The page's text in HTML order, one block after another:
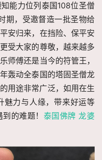
能力位列泰国108位圣僧
期，受邀督造一批圣物给
安归来，在挡险、保平安
受大家的尊敬，越来越多
师傅还是当今的符管王，
轰动全泰国的塔固圣僧龙
用途非常广泛，如用在生
魅力与人缘，带来好运等
的难题！ 泰国佛牌 龙婆